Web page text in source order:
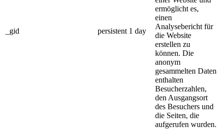
_gid persistent 1 day
ermöglicht es,
einen
Analysebericht für
die Website
erstellen zu
können. Die
anonym
gesammelten Daten
enthalten
Besucherzahlen,
den Ausgangsort
des Besuchers und
die Seiten, die
aufgerufen wurden.